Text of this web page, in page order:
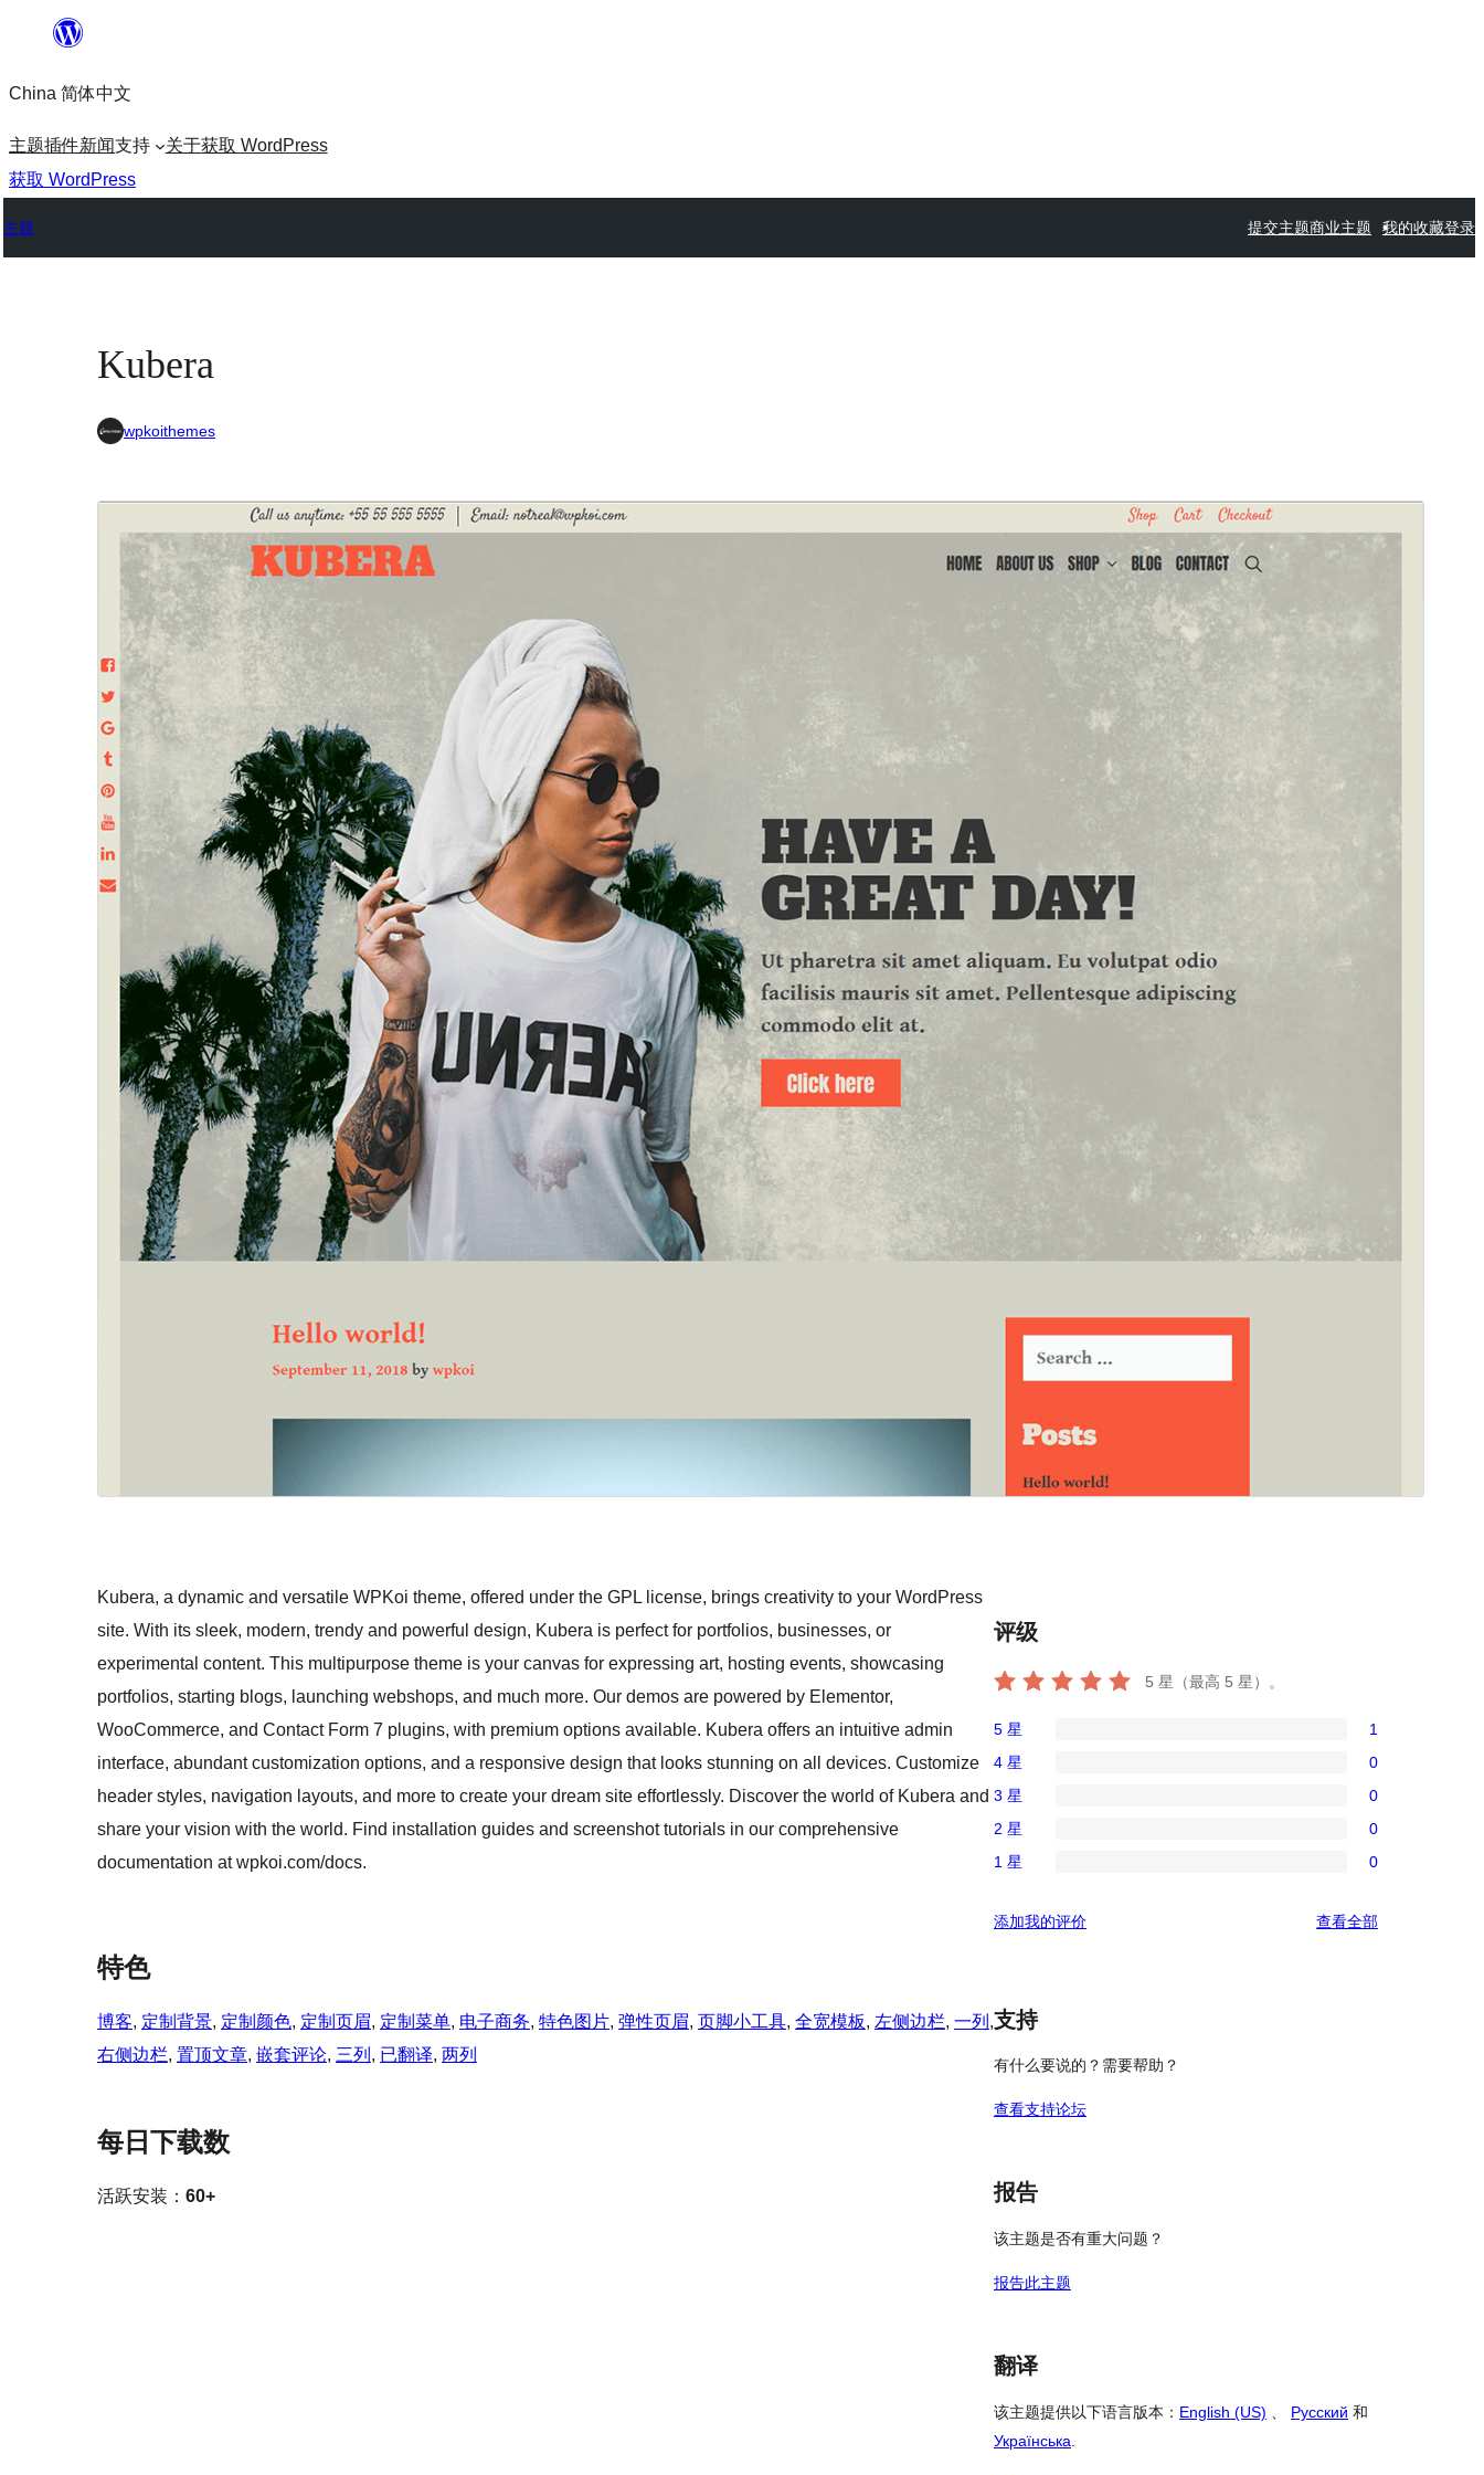
内
容
China 简体中文
主题插件新闻支持 关于获取 WordPress
获取 WordPress
主题 提交主题商业主题 我的收藏登录
Kubera
wpkoithemes
此主题免费，但提供额外的付费商业升级或支持服务。
版本
1.4.0
2026年4月28日
Kubera, a dynamic and versatile WPKoi theme, offered under the GPL license, brings creativity to your WordPress
site. With its sleek, modern, trendy and powerful design, Kubera is perfect for portfolios, businesses, or
experimental content. This multipurpose theme is your canvas for expressing art, hosting events, showcasing
portfolios, starting blogs, launching webshops, and much more. Our demos are powered by Elementor,
WooCommerce, and Contact Form 7 plugins, with premium options available. Kubera offers an intuitive admin
interface, abundant customization options, and a responsive design that looks stunning on all devices. Customize
header styles, navigation layouts, and more to create your dream site effortlessly. Discover the world of Kubera and
share your vision with the world. Find installation guides and screenshot tutorials in our comprehensive
documentation at wpkoi.com/docs.
特色
博客, 定制背景, 定制颜色, 定制页眉, 定制菜单, 电子商务, 特色图片, 弹性页眉, 页脚小工具, 全宽模板, 左侧边栏, 一列 ,
右侧边栏, 置顶文章, 嵌套评论, 三列 , 已翻译, 两列
每日下载数
活跃安装： 60+
评级
5 星（最高 5 星）。
条
5
星
评
5 星 1
条
4
星
价
4 星 0
条
3
评
3 星 0
条
星
2 星 0
1
价
1 星 0
添加我的评价 查看全部评
支持
有什么要说的？需要帮助？
查看支持论坛
报告
该主题是否有重大问题？
报告此主题
翻译
该主题提供以下语言版本： English (US) Русский 和
Українська